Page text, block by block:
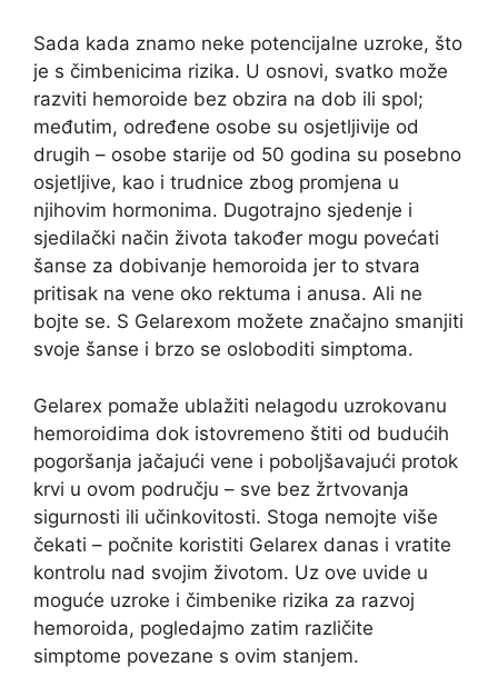
Sada kada znamo neke potencijalne uzroke, što
je s čimbenicima rizika. U osnovi, svatko može
razviti hemoroide bez obzira na dob ili spol;
međutim, određene osobe su osjetljivije od
drugih – osobe starije od 50 godina su posebno
osjetljive, kao i trudnice zbog promjena u
njihovim hormonima. Dugotrajno sjedenje i
sjedilački način života također mogu povećati
šanse za dobivanje hemoroida jer to stvara
pritisak na vene oko rektuma i anusa. Ali ne
bojte se. S Gelarexom možete značajno smanjiti
svoje šanse i brzo se osloboditi simptoma.
Gelarex pomaže ublažiti nelagodu uzrokovanu
hemoroidima dok istovremeno štiti od budućih
pogoršanja jačajući vene i poboljšavajući protok
krvi u ovom području – sve bez žrtvovanja
sigurnosti ili učinkovitosti. Stoga nemojte više
čekati – počnite koristiti Gelarex danas i vratite
kontrolu nad svojim životom. Uz ove uvide u
moguće uzroke i čimbenike rizika za razvoj
hemoroida, pogledajmo zatim različite
simptome povezane s ovim stanjem.